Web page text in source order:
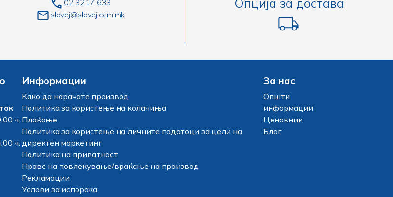
02 3217 633
slavej@slavej.com.mk
Опција за достава
ч.
ч.
Информации
Како да нарачате производ
Политика за користење на колачиња
Плаќање
Политика за користење на личните податоци за цели на
директен маркетинг
Политика на приватност
Право на повлекување/враќање на производ
Рекламации
Услови за испорака
За нас
Општи
информации
Ценовник
Блог